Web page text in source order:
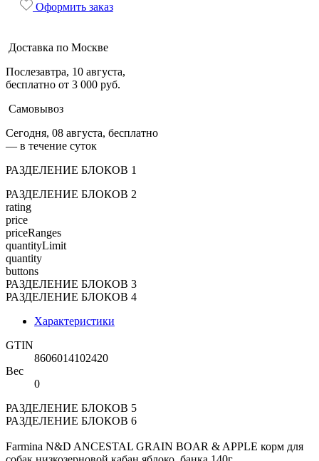
Оформить заказ
Доставка по Москве
Послезавтра, 10 августа,
бесплатно от 3 000 руб.
Самовывоз
Сегодня, 08 августа, бесплатно
— в течение суток
РАЗДЕЛЕНИЕ БЛОКОВ 1
РАЗДЕЛЕНИЕ БЛОКОВ 2
rating
price
priceRanges
quantityLimit
quantity
buttons
РАЗДЕЛЕНИЕ БЛОКОВ 3
РАЗДЕЛЕНИЕ БЛОКОВ 4
Характеристики
GTIN
8606014102420
Вес
0
РАЗДЕЛЕНИЕ БЛОКОВ 5
РАЗДЕЛЕНИЕ БЛОКОВ 6
Farmina N&D ANCESTAL GRAIN BOAR & APPLE корм для